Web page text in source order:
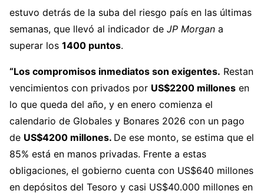
estuvo detrás de la suba del riesgo país en las últimas
semanas, que llevó al indicador de JP Morgan a
superar los 1400 puntos.
“Los compromisos inmediatos son exigentes. Restan
vencimientos con privados por US$2200 millones en
lo que queda del año, y en enero comienza el
calendario de Globales y Bonares 2026 con un pago
de US$4200 millones. De ese monto, se estima que el
85% está en manos privadas. Frente a estas
obligaciones, el gobierno cuenta con US$640 millones
en depósitos del Tesoro y casi US$40.000 millones en